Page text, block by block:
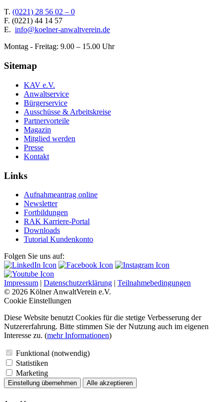
T. (0221) 28 56 02 – 0
F. (0221) 44 14 57
E. info@koelner-anwaltverein.de
Montag - Freitag: 9.00 – 15.00 Uhr
Sitemap
KAV e.V.
Anwaltservice
Bürgerservice
Ausschüsse & Arbeitskreise
Partnervorteile
Magazin
Mitglied werden
Presse
Kontakt
Links
Aufnahmeantrag online
Newsletter
Fortbildungen
RAK Karriere-Portal
Downloads
Tutorial Kundenkonto
Folgen Sie uns auf:
Impressum | Datenschutzerklärung | Teilnahmebedingungen
© 2026 Kölner AnwaltVerein e.V.
Cookie Einstellungen
Diese Website benutzt Cookies für die stetige Verbesserung der
Nutzererfahrung. Bitte stimmen Sie der Nutzung auch im eigenen
Interesse zu. (mehr Informationen)
Funktional (notwendig)
Statistiken
Marketing
Einstellung übernehmen Alle akzeptieren